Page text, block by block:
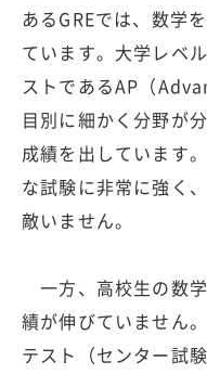
あるGREでは、数学
ています。大学レベ
ストであるAP（
目別に細かく分野が
成績を出しています
な試験に非常に強く
敵いません。
一方、高校生の数
績が伸びていません
テスト（センター試